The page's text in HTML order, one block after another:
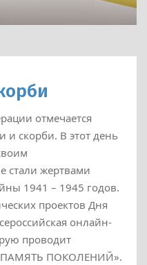
отмечается
и скорби. В этот день
стали жертвами
1941 – 1945 годов.
проектов Дня
онлайн-
проводит
ПОКОЛЕНИЙ».